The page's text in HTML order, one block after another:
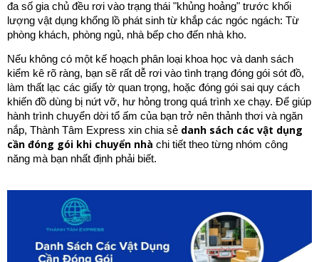
đa số gia chủ đều rơi vào trạng thái "khủng hoảng" trước khối
lượng vật dụng khổng lồ phát sinh từ khắp các ngóc ngách: Từ
phòng khách, phòng ngủ, nhà bếp cho đến nhà kho.
Nếu không có một kế hoạch phân loại khoa học và danh sách
kiểm kê rõ ràng, bạn sẽ rất dễ rơi vào tình trạng đóng gói sót đồ,
làm thất lạc các giấy tờ quan trọng, hoặc đóng gói sai quy cách
khiến đồ dùng bị nứt vỡ, hư hỏng trong quá trình xe chạy. Để giúp
hành trình chuyển dời tổ ấm của bạn trở nên thảnh thơi và ngăn
nắp, Thành Tâm Express xin chia sẻ danh sách các vật dụng
cần đóng gói khi chuyển nhà chi tiết theo từng nhóm công
năng mà bạn nhất định phải biết.